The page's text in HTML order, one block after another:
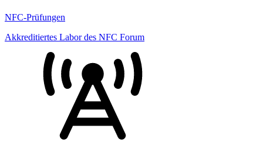
NFC-Prüfungen
Akkreditiertes Labor des NFC Forum